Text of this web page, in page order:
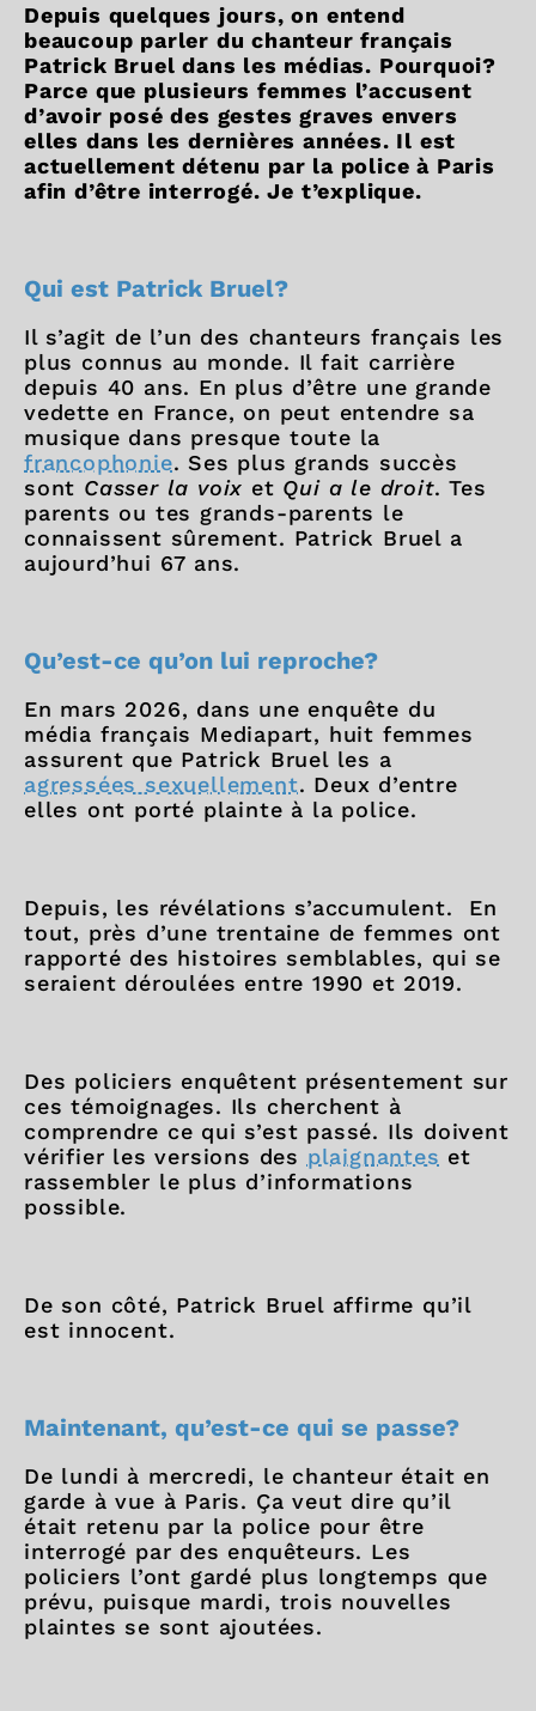
Depuis quelques jours, on entend
beaucoup parler du chanteur français
Patrick Bruel dans les médias. Pourquoi?
Parce que plusieurs femmes l’accusent
d’avoir posé des gestes graves envers
elles dans les dernières années. Il est
actuellement détenu par la police à Paris
afin d’être interrogé. Je t’explique.
Qui est Patrick Bruel?
Il s’agit de l’un des chanteurs français les
plus connus au monde. Il fait carrière
depuis 40 ans. En plus d’être une grande
vedette en France, on peut entendre sa
musique dans presque toute la
francophonie. Ses plus grands succès
sont Casser la voix et Qui a le droit. Tes
parents ou tes grands-parents le
connaissent sûrement. Patrick Bruel a
aujourd’hui 67 ans.
Qu’est-ce qu’on lui reproche?
En mars 2026, dans une enquête du
média français Mediapart, huit femmes
assurent que Patrick Bruel les a
agressées sexuellement. Deux d’entre
elles ont porté plainte à la police.
Depuis, les révélations s’accumulent. En
tout, près d’une trentaine de femmes ont
rapporté des histoires semblables, qui se
seraient déroulées entre 1990 et 2019.
Des policiers enquêtent présentement sur
ces témoignages. Ils cherchent à
comprendre ce qui s’est passé. Ils doivent
vérifier les versions des plaignantes et
rassembler le plus d’informations
possible.
De son côté, Patrick Bruel affirme qu’il
est innocent.
Maintenant, qu’est-ce qui se passe?
De lundi à mercredi, le chanteur était en
garde à vue à Paris. Ça veut dire qu’il
était retenu par la police pour être
interrogé par des enquêteurs. Les
policiers l’ont gardé plus longtemps que
prévu, puisque mardi, trois nouvelles
plaintes se sont ajoutées.